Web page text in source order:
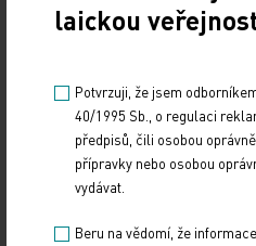
skeneru by tedy mohl
světě.
K věci...
Technická
laickou
Potvrzuji, že jsem
40/1995 Sb., o regulaci
předpisů, čili osobou
přípravky nebo osobou
vydávat.
Beru na vědomí, že